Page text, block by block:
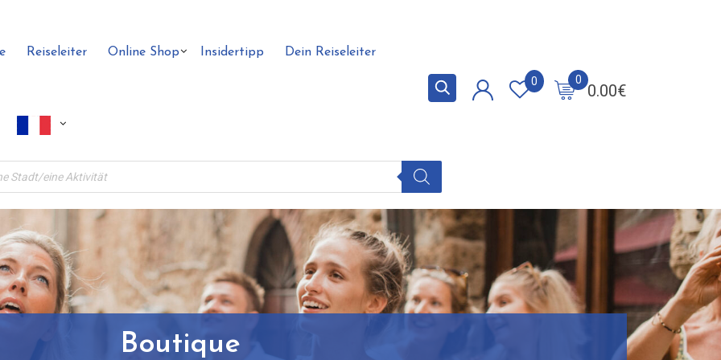
Reiseleiter Online Shop Insidertipp Dein Reiseleiter
0.00€
0
0
Boutique